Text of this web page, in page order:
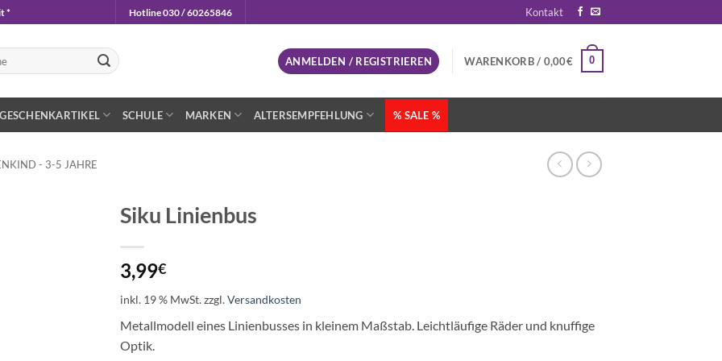
* Hotline 030 / 60265846 Kontakt
ANMELDEN / REGISTRIEREN WARENKORB / 0,00€ 0
GESCHENKARTIKEL SCHULE MARKEN ALTERSEMPFEHLUNG % SALE %
- 3-5 JAHRE
Siku Linienbus
3,99€
inkl. 19 % MwSt.zzgl.Versandkosten
Metallmodell eines Linienbusses in kleinem Maßstab. Leichtläufige Räder und knuffige
Optik.